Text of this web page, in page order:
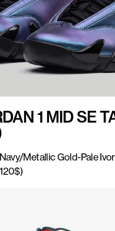
1 MID SE
Metallic Gold-Pale